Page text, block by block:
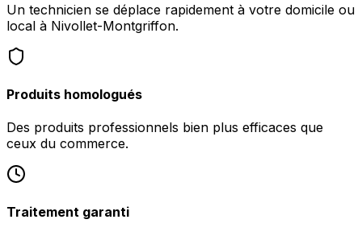
Un technicien se déplace rapidement à votre domicile ou
local à Nivollet-Montgriffon.
Produits homologués
Des produits professionnels bien plus efficaces que
ceux du commerce.
Traitement garanti